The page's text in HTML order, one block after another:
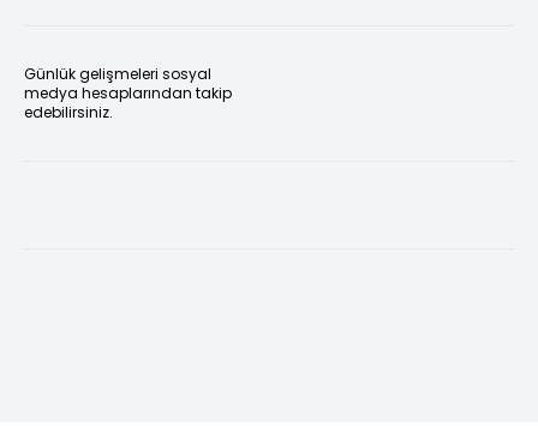
Günlük gelişmeleri sosyal
medya hesaplarından takip
edebilirsiniz.